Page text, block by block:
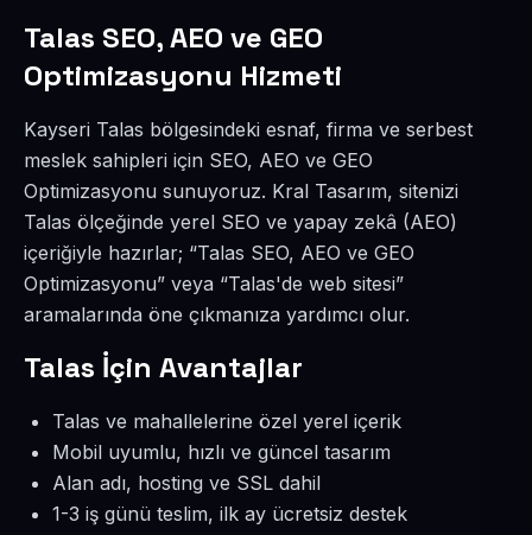
Talas SEO, AEO ve GEO
Optimizasyonu Hizmeti
Kayseri Talas bölgesindeki esnaf, firma ve serbest
meslek sahipleri için SEO, AEO ve GEO
Optimizasyonu sunuyoruz. Kral Tasarım, sitenizi
Talas ölçeğinde yerel SEO ve yapay zekâ (AEO)
içeriğiyle hazırlar; “Talas SEO, AEO ve GEO
Optimizasyonu” veya “Talas'de web sitesi”
aramalarında öne çıkmanıza yardımcı olur.
Talas İçin Avantajlar
Talas ve mahallelerine özel yerel içerik
Mobil uyumlu, hızlı ve güncel tasarım
Alan adı, hosting ve SSL dahil
1-3 iş günü teslim, ilk ay ücretsiz destek